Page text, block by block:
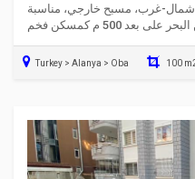
شمال-غرب، مسبح خارجي، مناسبة
Turkey > Alanya > Oba 100